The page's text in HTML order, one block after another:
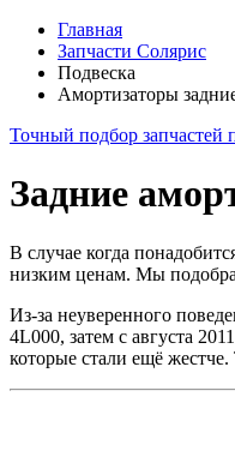
Главная
Запчасти Солярис
Подвеска
Амортизаторы
Точный подбор запчастей
Задние
В случае когда
низким ценам. Мы
Из-за неуверенного
4L000, затем с августа
которые стали ещё